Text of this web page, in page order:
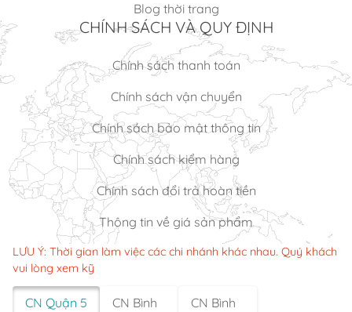
Blog thời trang
CHÍNH SÁCH VÀ QUY ĐỊNH
Chính sách thanh toán
Chính sách vận chuyển
Chính sách bảo mật thông tin
Chính sách kiểm hàng
Chính sách đổi trả hoàn tiền
Thông tin về giá sản phẩm
LƯU Ý: Thời gian làm việc các chi nhánh khác nhau. Quý khách
vui lòng xem kỹ
CN Quận 5
CN Bình
CN Bình